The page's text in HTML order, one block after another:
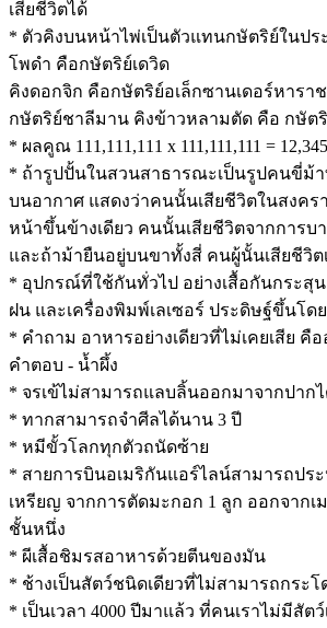
เสียชีวิตได้
* ตัวคิงบนหน้าไพ่เป็นตัวแทนกษัตริย์ในปร
โพดำ คือกษัตริย์เดวิด
คิงดอกจิก คือกษัตริย์อเล็กซานเดอร์หารา
กษัตริย์ชาลีมาน คิงข้าวหลามตัด คือ กษัตริ
* ผลคูณ 111,111,111 x 111,111,111 =
* ถ้ารูปปั้นในสวนสาธารณะเป็นรูปคนขี่ม้
บนอากาศ แสดงว่าคนนั้นเสียชีวิตในสงคร
หน้าขึ้นข้างเดียว คนนั้นเสียชีวิตจากการบ
และถ้าม้ายืนอยู่บนขาทั้งสี่ คนผู้นั้นเสียชีวิต
* อุปกรณ์ที่ใช้กันทั่วไป อย่างเสื้อกันกระสุ
ฝน และเครื่องพิมพ์เลเซอร์ ประดิษฐ์ขึ้นโด
* คำถาม อาหารอย่างเดียวที่ไม่เคยเสีย คือ
คำตอบ - น้ำผึ้ง
* จรเข้ไม่สามารถแลบลิ้นออกมาจากปาก
* ทากสามารถจำศีลได้นาน 3 ปี
* หมีขั้วโลกทุกตัวถนัดซ้าย
* สายการบินอเมริกันแอร์ไลน์สามารถประ
เหรียญ จากการตัดมะกอก 1 ลูก ออกจากเ
ชั้นหนึ่ง
* ผีเสื้อชิมรสอาหารด้วยตีนของมัน
* ช้างเป็นสัตว์ชนิดเดียวที่ไม่สามารถกระโ
* เป็นเวลา 4000 ปีมาแล้ว ที่คนเราไม่มีสัต